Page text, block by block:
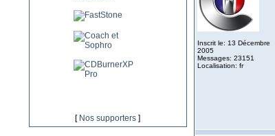
[ Nos supporters ]
Inscrit le: 13 Décembre
2005
Messages: 23151
Localisation: fr